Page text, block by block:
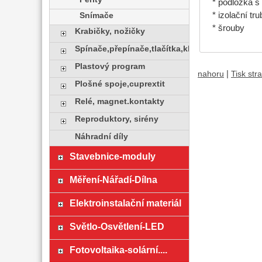
* podložka s
* izolační
* šrouby
nahoru Tisk
Snímače
Krabičky, nožičky
Spínače,přepínače,tlačítka,klávesy
Plastový program
Plošné spoje,cuprextit
Relé, magnet.kontakty
Reproduktory, sirény
Náhradní díly
Stavebnice-moduly
Měření-Nářadí-Dílna
Elektroinstalační materiál
Světlo-Osvětlení-LED
Fotovoltaika-solární....